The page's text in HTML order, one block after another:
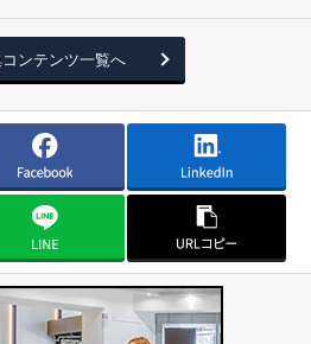
ンテンツ一覧へ